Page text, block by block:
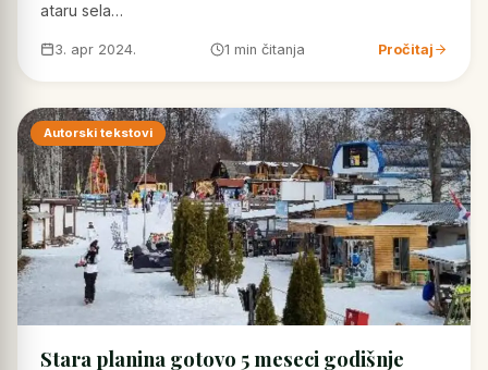
ataru sela…
3. apr 2024. 1 min čitanja Pročitaj
Autorski tekstovi
Stara planina gotovo 5 meseci godišnje